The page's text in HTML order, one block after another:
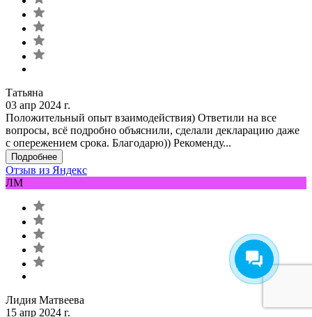
Татьяна
03 апр 2024 г.
Положительный опыт взаимодействия) Ответили на все
вопросы, всё подробно объяснили, сделали декларацию даже
с опережением срока. Благодарю)) Рекоменду...
Подробнее
Отзыв из Яндекс
ЛМ
Лидия Матвеева
15 апр 2024 г.